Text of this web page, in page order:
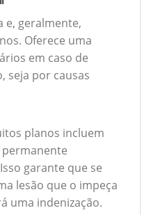
e, geralmente,
Oferece uma
em caso de
seja por causas
planos incluem
garante que se
lesão que o impeça
uma indenização.